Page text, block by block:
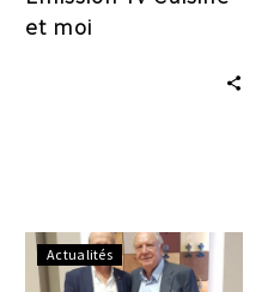
et moi
SEBITEC
présent
Actualités